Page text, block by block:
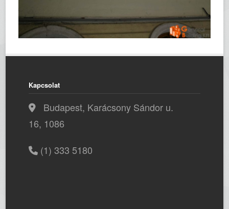
Kapcsolat
Budapest, Karácsony Sándor u.
16, 1086
(1) 333 5180